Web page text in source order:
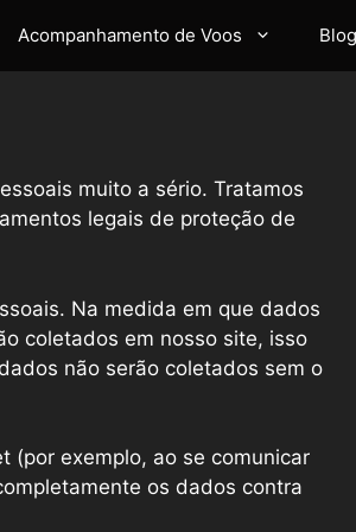
Acompanhamento de Voos Blog
muito a sério. Tratamos
legais de proteção de
Na medida em que dados
coletados em nosso site, isso
não serão coletados sem o
(por exemplo, ao se comunicar
os dados contra